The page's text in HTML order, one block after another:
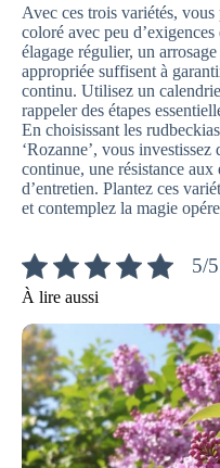
Avec ces trois variétés,
coloré avec peu
élagage régulier, un
appropriée suffisent à
continu. Utilisez un
rappeler des étapes
En choisissant les
‘Rozanne’, vous investissez
continue, une résistance
d’entretien. Plantez ces
et contemplez la magie
5/
À lire aussi